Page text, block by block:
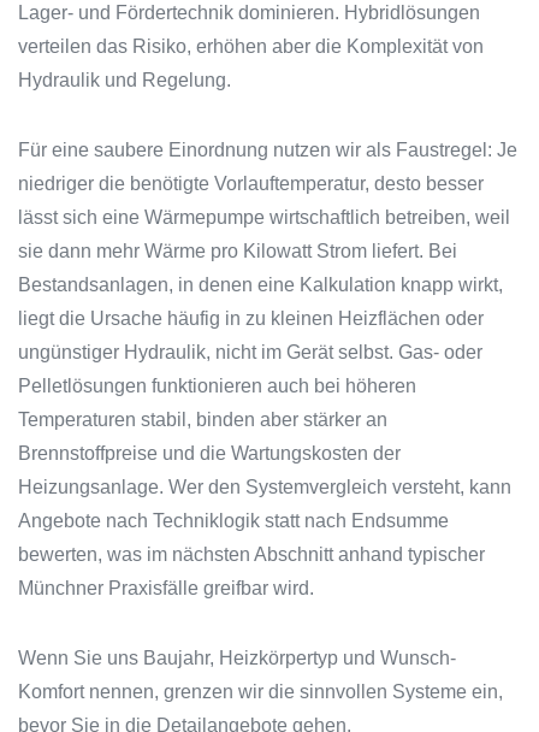
Lager- und Fördertechnik dominieren. Hybridlösungen
verteilen das Risiko, erhöhen aber die Komplexität von
Hydraulik und Regelung.
Für eine saubere Einordnung nutzen wir als Faustregel: Je
niedriger die benötigte Vorlauftemperatur, desto besser
lässt sich eine Wärmepumpe wirtschaftlich betreiben, weil
sie dann mehr Wärme pro Kilowatt Strom liefert. Bei
Bestandsanlagen, in denen eine Kalkulation knapp wirkt,
liegt die Ursache häufig in zu kleinen Heizflächen oder
ungünstiger Hydraulik, nicht im Gerät selbst. Gas- oder
Pelletlösungen funktionieren auch bei höheren
Temperaturen stabil, binden aber stärker an
Brennstoffpreise und die Wartungskosten der
Heizungsanlage. Wer den Systemvergleich versteht, kann
Angebote nach Techniklogik statt nach Endsumme
bewerten, was im nächsten Abschnitt anhand typischer
Münchner Praxisfälle greifbar wird.
Wenn Sie uns Baujahr, Heizkörpertyp und Wunsch-
Komfort nennen, grenzen wir die sinnvollen Systeme ein,
bevor Sie in die Detailangebote gehen.